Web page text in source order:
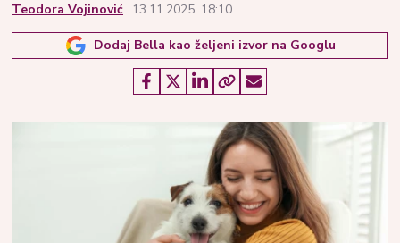
Teodora Vojinović 13.11.2025. 18:10
Dodaj Bella kao željeni izvor na Googlu